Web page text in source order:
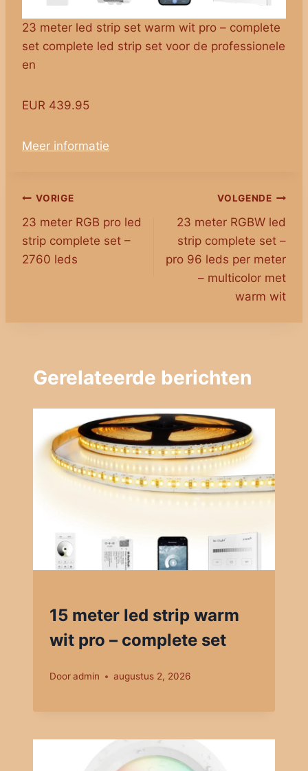
23 meter led strip set warm wit pro – complete
set complete led strip set voor de professionele
en
EUR 439.95
Meer informatie
Bericht
navigatie
VORIGE
23 meter RGB pro led
strip complete set –
2760 leds
VOLGENDE
23 meter RGBW led
strip complete set –
pro 96 leds per meter
– multicolor met
warm wit
Gerelateerde berichten
15 meter led strip warm
wit pro – complete set
Dooradmin augustus 2, 2026